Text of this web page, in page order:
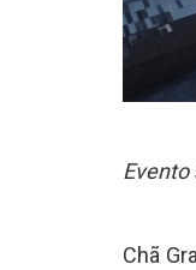
Evento
Chã